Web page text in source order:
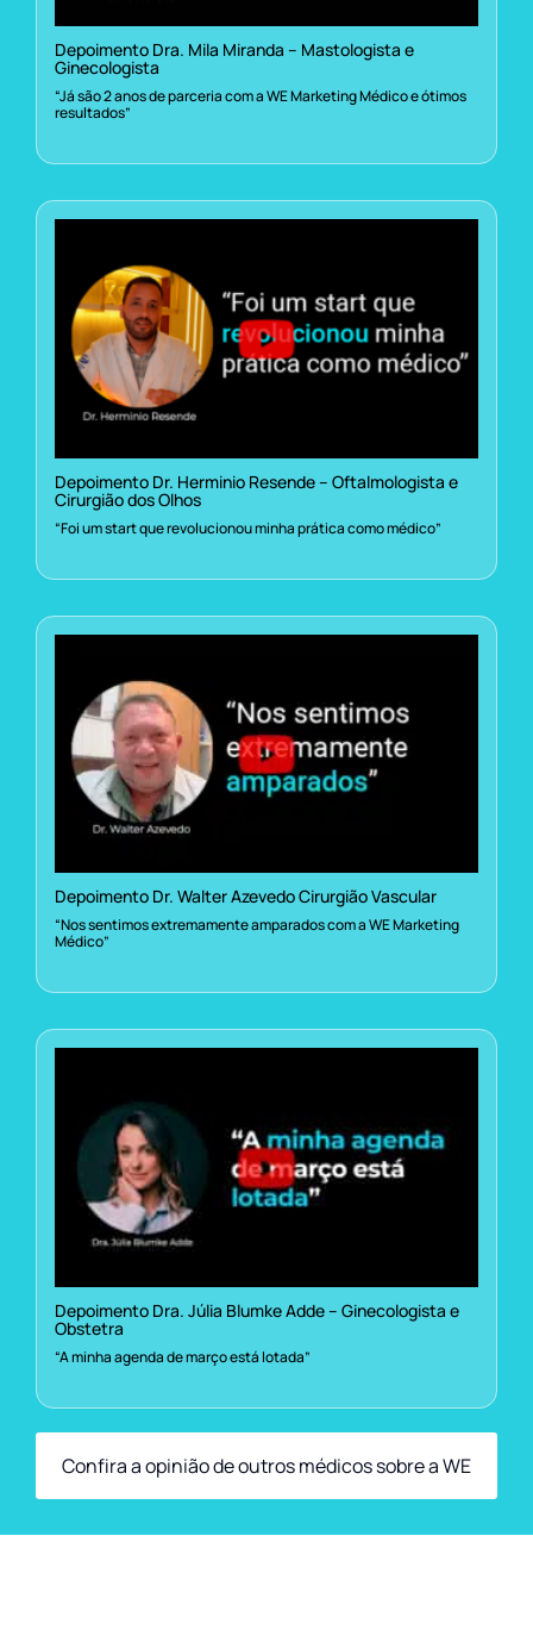
Depoimento Dra. Mila Miranda – Mastologista e
Ginecologista
“Já são 2 anos de parceria com a WE Marketing Médico e ótimos
resultados”
Depoimento Dr. Herminio Resende – Oftalmologista e
Cirurgião dos Olhos
“Foi um start que revolucionou minha prática como médico”
Depoimento Dr. Walter Azevedo Cirurgião Vascular
“Nos sentimos extremamente amparados com a WE Marketing
Médico”
Depoimento Dra. Júlia Blumke Adde – Ginecologista e
Obstetra
“A minha agenda de março está lotada”
Confira a opinião de outros médicos sobre a WE